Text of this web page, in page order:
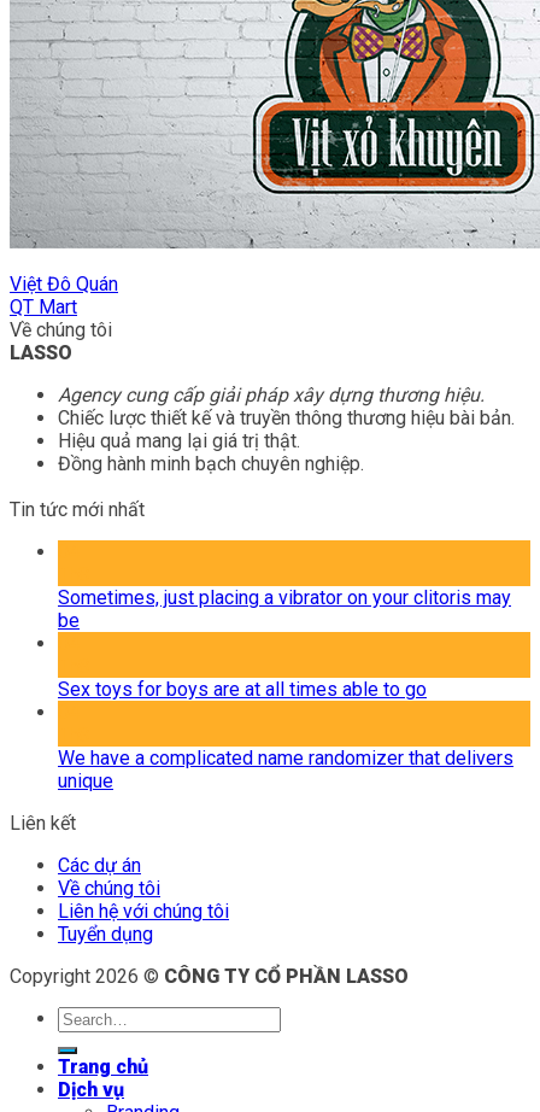
Việt Đô Quán
QT Mart
Về chúng tôi
LASSO
Agency cung cấp giải pháp xây dựng thương hiệu.
Chiếc lược thiết kế và truyền thông thương hiệu bài bản.
Hiệu quả mang lại giá trị thật.
Đồng hành minh bạch chuyên nghiệp.
Tin tức mới nhất
Sometimes, just placing a vibrator on your clitoris may
be
Sex toys for boys are at all times able to go
We have a complicated name randomizer that delivers
unique
Liên kết
Các dự án
Về chúng tôi
Liên hệ với chúng tôi
Tuyển dụng
Copyright 2026 © CÔNG TY CỔ PHẦN LASSO
Trang chủ
Dịch vụ